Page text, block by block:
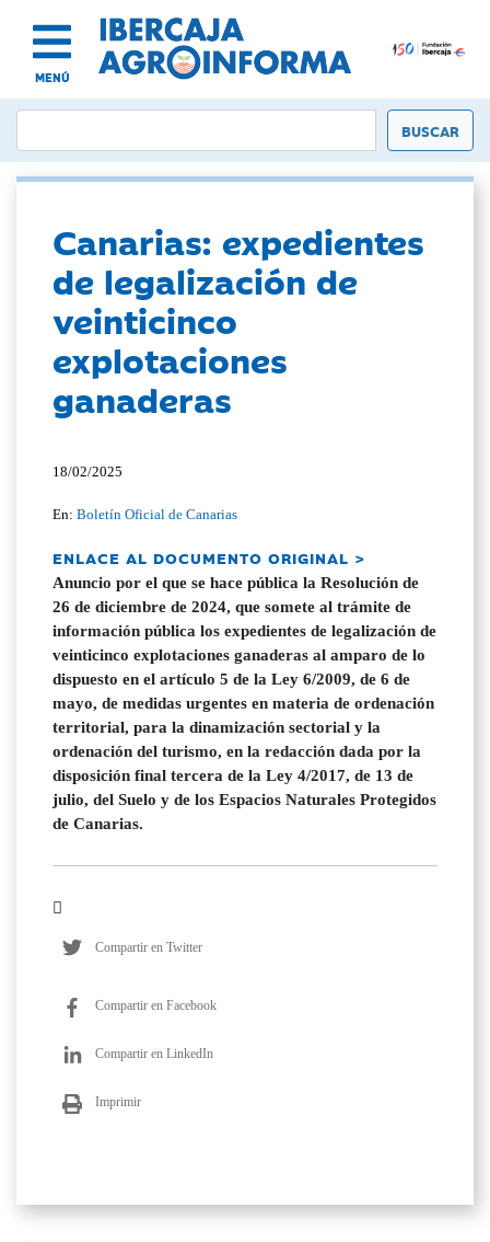
MENÚ
Canarias: expedientes
de legalización de
veinticinco
explotaciones
ganaderas
18/02/2025
En:Boletín Oficial de Canarias
ENLACE AL DOCUMENTO ORIGINAL >
Anuncio por el que se hace pública la Resolución de
26 de diciembre de 2024, que somete al trámite de
información pública los expedientes de legalización de
veinticinco explotaciones ganaderas al amparo de lo
dispuesto en el artículo 5 de la Ley 6/2009, de 6 de
mayo, de medidas urgentes en materia de ordenación
territorial, para la dinamización sectorial y la
ordenación del turismo, en la redacción dada por la
disposición final tercera de la Ley 4/2017, de 13 de
julio, del Suelo y de los Espacios Naturales Protegidos
de Canarias.
Compartir en Twitter
Compartir en Facebook
Compartir en LinkedIn
Imprimir